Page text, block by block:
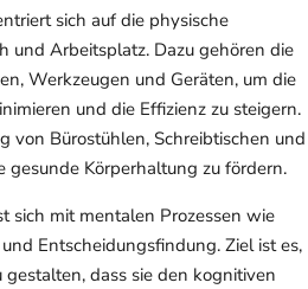
sich auf die physische
und Arbeitsplatz. Dazu gehören die
Werkzeugen und Geräten, um die
und die Effizienz zu steigern.
von Bürostühlen, Schreibtischen und
gesunde Körperhaltung zu fördern.
sich mit mentalen Prozessen wie
Entscheidungsfindung. Ziel ist es,
gestalten, dass sie den kognitiven